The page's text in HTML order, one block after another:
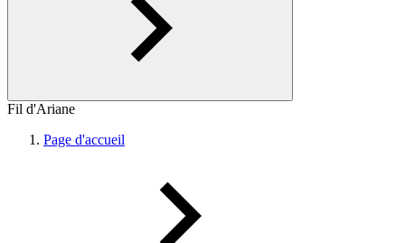
Fil d'Ariane
Page d'accueil